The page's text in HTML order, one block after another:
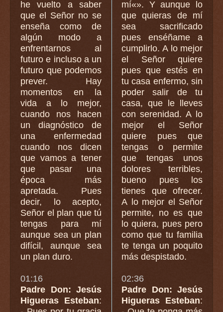
he vuelto a saber
que el Señor no se
enseña como de
algún modo a
enfrentarnos al
futuro e incluso a un
futuro que podemos
prever. Hay
momentos en la
vida a lo mejor,
cuando nos hacen
un diagnóstico de
una enfermedad
cuando nos dicen
que vamos a tener
que pasar una
época más
apretada. Pues
decir, lo acepto,
Señor el plan que tú
tengas para mí
aunque sea un plan
difícil, aunque sea
un plan duro.
01:16
Padre Don: Jesús
Higueras Esteban:
mí«». Y aunque lo
que quieras de mí
sea sacrificado
pues enséñame a
cumplirlo. A lo mejor
el Señor quiere
pues que estés en
tu casa enfermo, sin
poder salir de tu
casa, que le lleves
con serenidad. A lo
mejor el Señor
quiere pues que
tengas o permite
que tengas unos
dolores terribles,
bueno pues los
tienes que ofrecer.
A lo mejor el Señor
permite, no es que
lo quiera, pues pero
como que tu familia
te tenga un poquito
más despistado.
02:36
Padre Don: Jesús
Higueras Esteban: